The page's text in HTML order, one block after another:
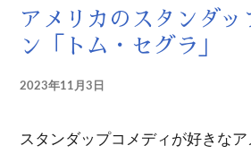
アメリカのスタンダッ
ン「トム・セグラ」
2023年11月3日
スタンダップコメディが好きな